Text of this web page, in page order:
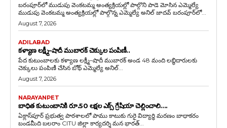
బరంపూర్‌లో ముడుపు వెంకటమ్మ అంత్యక్రియల్లో పాల్గొని పాడె మోసిన ఎమ్మెల్యే
ముడుపు వెంకటమ్మ అంత్యక్రియల్లో పాల్గొన్న ఎమ్మెల్యే అనిల్ జాదవ్ బరంపూర్‌లో...
August 7, 2026
ADILABAD
కళ్యాణ లక్ష్మీ–షాదీ ముబారక్ చెక్కుల పంపిణీ..
పేద కుటుంబాలకు కళ్యాణ లక్ష్మీ–షాదీ ముబారక్ అండ 48 మంది లబ్ధిదారులకు
చెక్కులు పంపిణీ చేసిన బోథ్ ఎమ్మెల్యే అనిల్...
August 7, 2026
NARAYANPET
బాధిత కుటుంబానికి రూ.50 లక్షల ఎక్స్ గ్రేషియా చెల్లించాలి….
ఏక్లాస్‌పూర్ ప్రభుత్వ పాఠశాలలో పాము కాటుకు గురై విద్యార్థి మరణం బాధాకరం
బండమీది బలరాం CITU జిల్లా కార్యదర్శి మన భారత్...